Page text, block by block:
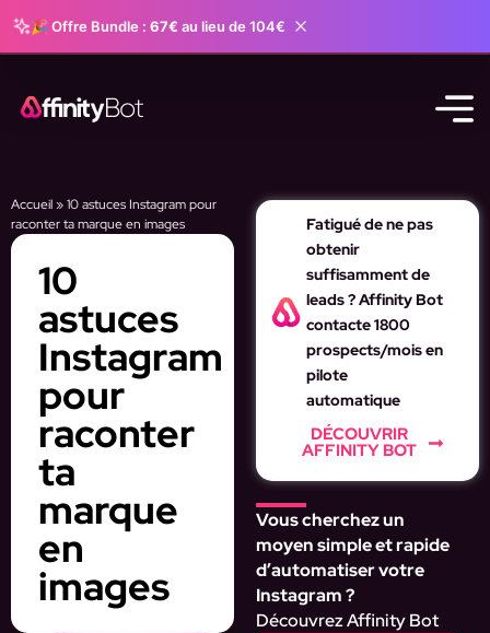
🎉 Offre Bundle : 67€ au lieu de 104€
Accueil»10 astuces Instagram pour
raconter ta marque en images
10
astuces
Instagram
pour
raconter
ta
marque
en
images
Fatigué de ne pas
obtenir
suffisamment de
leads ? Affinity Bot
contacte 1800
prospects/mois en
pilote
automatique
DÉCOUVRIR
AFFINITY BOT
Vous cherchez un
moyen simple et rapide
d’automatiser votre
Instagram ?
Découvrez Affinity Bot